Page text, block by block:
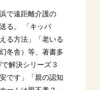
で遠距離介護の
る。 「キッパ
る方法」「老いる
冬舎）等、著書多
解決シリーズ３
です」「親の認知